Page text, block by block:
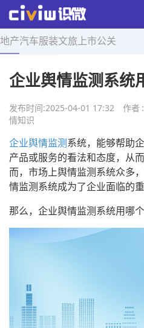
地产汽车服装文旅 上市公关
首页 > 舆情知识 > 正文
企业舆情监测系统
发布时间:2025-04-01 17:32 作者 :
情知识
企业舆情监测系统，能够帮助
产品或服务的看法和态度，从
而，市场上舆情监测系统众多
情监测系统成为了企业面临的重
那么，企业舆情监测系统用哪